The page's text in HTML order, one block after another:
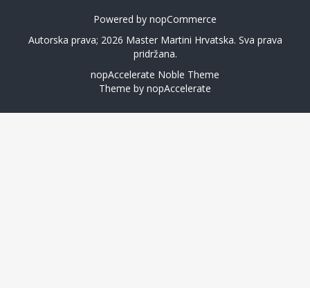
Powered by nopCommerce
Autorska prava; 2026 Master Martini Hrvatska. Sva prava
pridržana.
nopAccelerate Noble Theme
Theme by nopAccelerate